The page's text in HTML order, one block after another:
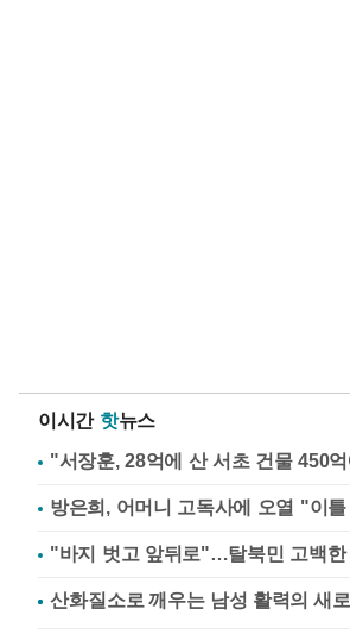
이시간 핫뉴스
"서장훈, 28억에 산 서초 건물 450
방은희, 어머니 고독사에 오열 "이
"바지 벗고 앞뒤로"…탈북민 고백한